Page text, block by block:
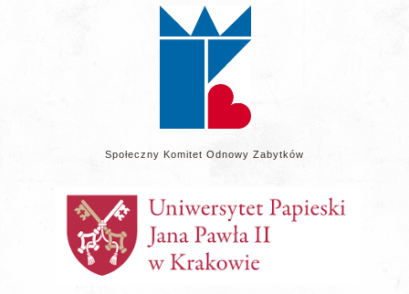
Społeczny Komitet Odnowy Zabytków